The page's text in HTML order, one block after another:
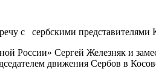
с сeрбскими
России» Сергей Железняк и
движения Сербов в